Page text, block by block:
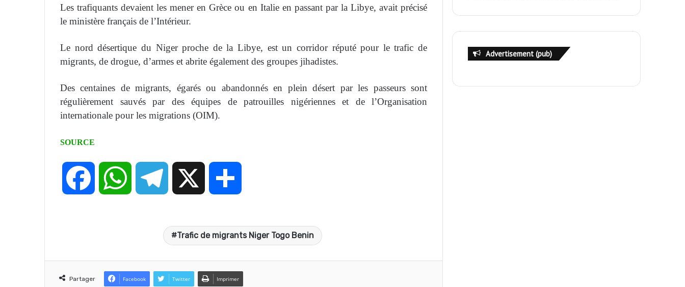
Les trafiquants devaient les mener en Grèce ou en Italie en passant par la Libye, avait précisé
le ministère français de l’Intérieur.
Le nord désertique du Niger proche de la Libye, est un corridor réputé pour le trafic de
migrants, de drogue, d’armes et abrite également des groupes jihadistes.
Des centaines de migrants, égarés ou abandonnés en plein désert par les passeurs sont
régulièrement sauvés par des équipes de patrouilles nigériennes et de l’Organisation
internationale pour les migrations (OIM).
SOURCE
e t
l
e
r
Trafic de migrants Niger Togo Benin
Partager Facebook Twitter Imprimer
Advertisement (pub)